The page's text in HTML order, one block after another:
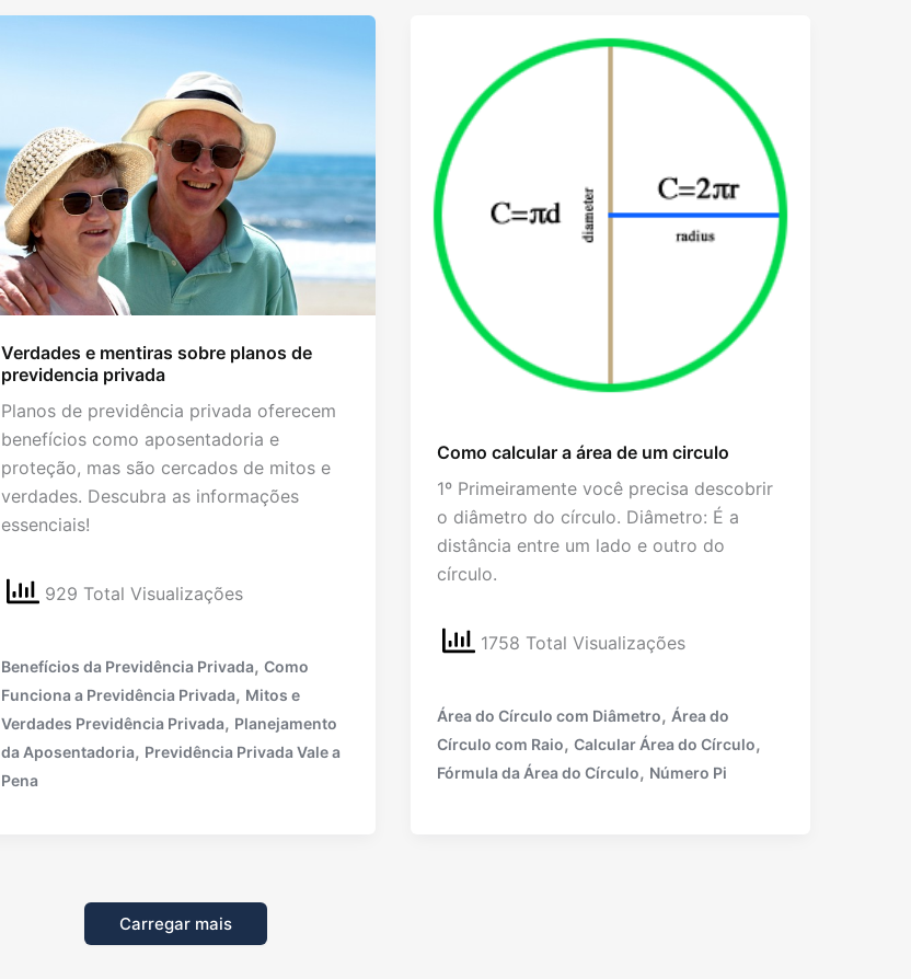
Verdades e mentiras sobre planos de
previdencia privada
Planos de previdência privada oferecem
benefícios como aposentadoria e
proteção, mas são cercados de mitos e
verdades. Descubra as informações
essenciais!
929 Total Visualizações
Benefícios da Previdência Privada,Como
Funciona a Previdência Privada, Mitos e
Verdades Previdência Privada, Planejamento
da Aposentadoria, Previdência Privada Vale a
Pena
Como calcular a área de um circulo
1º Primeiramente você precisa descobrir
o diâmetro do círculo. Diâmetro: É a
distância entre um lado e outro do
círculo.
1758 Total Visualizações
Área do Círculo com Diâmetro, Área do
Círculo com Raio, Calcular Área do Círculo,
Fórmula da Área do Círculo, Número Pi
Carregar mais